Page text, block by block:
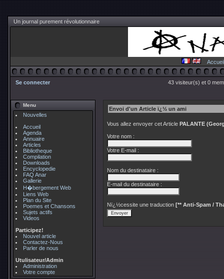
Un journal purement révolutionnaire
Accueil
Se connecter 43 visiteur(s) et 0
Menu
Nouvelles
Accueil
Agenda
Annuaire
Articles
Bibliotheque
Compilation
Downloads
Encyclopedie
FAQ Anar
Gallerie
H�bergement Web
Liens Web
Plan du Site
Poemes et Chansons
Sujets actifs
Videos
Participez!
Nouvel article
Contactez-Nous
Parler de nous
Utulisateur/Admin
Administration
Votre compte
Envoi d'un Article ï¿½ un ami
Vous allez envoyer cet Article PALANTE
Votre nom :
Votre E-mail :
Nom du destinataire :
E-mail du destinataire :
Nï¿½cessite une traduction [** Anti-Spam /